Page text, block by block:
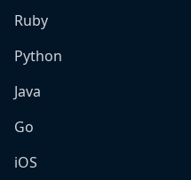
Ruby
Python
Java
Go
iOS